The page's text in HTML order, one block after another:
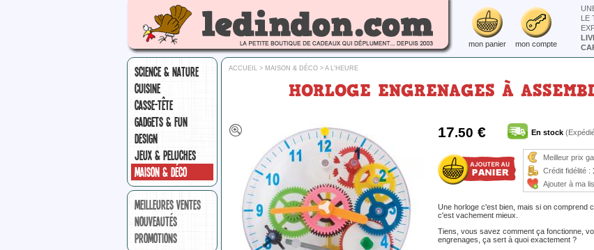
mon panier mon compte
LE
SCIENCE & NATURE
CUISINE
CASSE-TÊTE
GADGETS & FUN
DESIGN
JEUX & PELUCHES
MAISON & DÉCO
MEILLEURES VENTES
NOUVEAUTÉS
PROMOTIONS
ACCUEIL > MAISON & DÉCO > A L'HEURE
HORLOGE ENGRENAGES À
17.50 € En stock
Meilleur prix
Crédit fidélité :
Ajouter à ma
Une horloge c'est bien, mais si on comprend
c'est vachement mieux.
Tiens, vous savez comment ça fonctionne,
engrenages, ça sert à quoi exactement ?